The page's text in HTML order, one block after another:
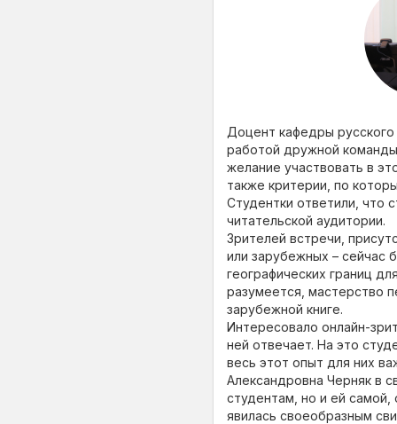
Доцент кафедры
работой дружной
желание участвовать в
также критерии, по
Студентки ответили, что
читательской аудитории.
Зрителей встречи,
или зарубежных – сейчас
географических границ
разумеется, мастерство
зарубежной книге.
Интересовало онлайн-
ней отвечает. На это
весь этот опыт для них
Александровна Черняк в
студентам, но и ей самой,
явилась своеобразным